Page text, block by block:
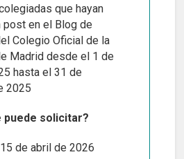
que hayan
post en el Blog de
Colegio Oficial de la
Madrid desde el 1 de
hasta el 31 de
2025
puede solicitar?
de abril de 2026